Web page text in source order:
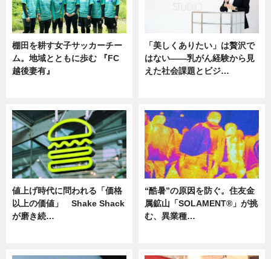
棚田を耕す女子サッカーチー
ム。地域とともに歩む 『FC
越後妻有』
「美しくありたい」は贅沢で
はない――乳がん経験から見
えた社会課題とビジ…
値上げ時代に問われる「価格
以上の価値」 Shake Shack
が磨き続…
“酷暑”の原因を防ぐ。住友金
属鉱山「SOLAMENT®」が挑
む、異業種…